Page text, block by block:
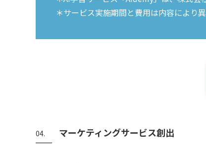
＊サービス実施期間と費用は内容により
04. マーケティングサービス創出